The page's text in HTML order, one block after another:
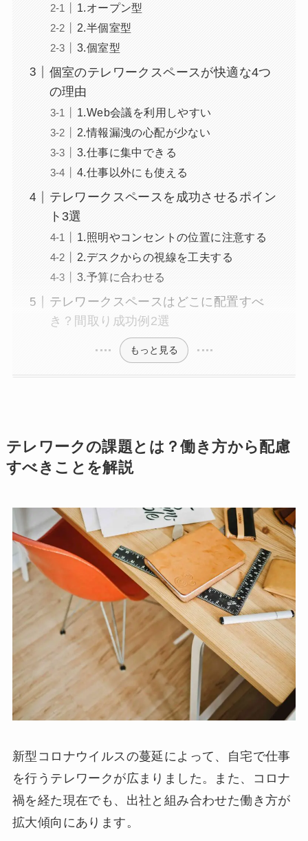
1.オープン型
2.半個室型
3.個室型
個室のテレワークスペースが快適な4つ
の理由
1.Web会議を利用しやすい
2.情報漏洩の心配が少ない
3.仕事に集中できる
4.仕事以外にも使える
テレワークスペースを成功させるポイン
ト3選
1.照明やコンセントの位置に注意する
2.デスクからの視線を工夫する
3.予算に合わせる
テレワークスペースはどこに配置すべ
き？間取り成功例2選
もっと見る
テレワークの課題とは？働き方から配慮
すべきことを解説
新型コロナウイルスの蔓延によって、自宅で仕事
を行うテレワークが広まりました。また、コロナ
禍を経た現在でも、出社と組み合わせた働き方が
拡大傾向にあります。